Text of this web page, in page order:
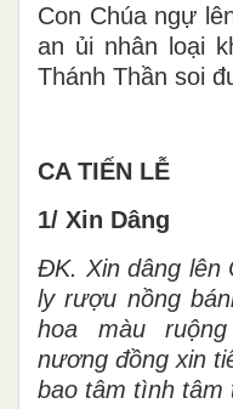
Con Chúa ngự
an ủi nhân loại
Thánh Thần soi
CA TIẾN LỄ
1/ Xin Dâng
ĐK. Xin dâng lên
ly rượu nồng
hoa màu
nương đồng xin
bao tâm tình tâm